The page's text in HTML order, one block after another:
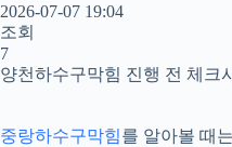
2026-07-07 19:04
조회
7
양천하수구막힘 진행 전 체크
중랑하수구막힘를 알아볼 때